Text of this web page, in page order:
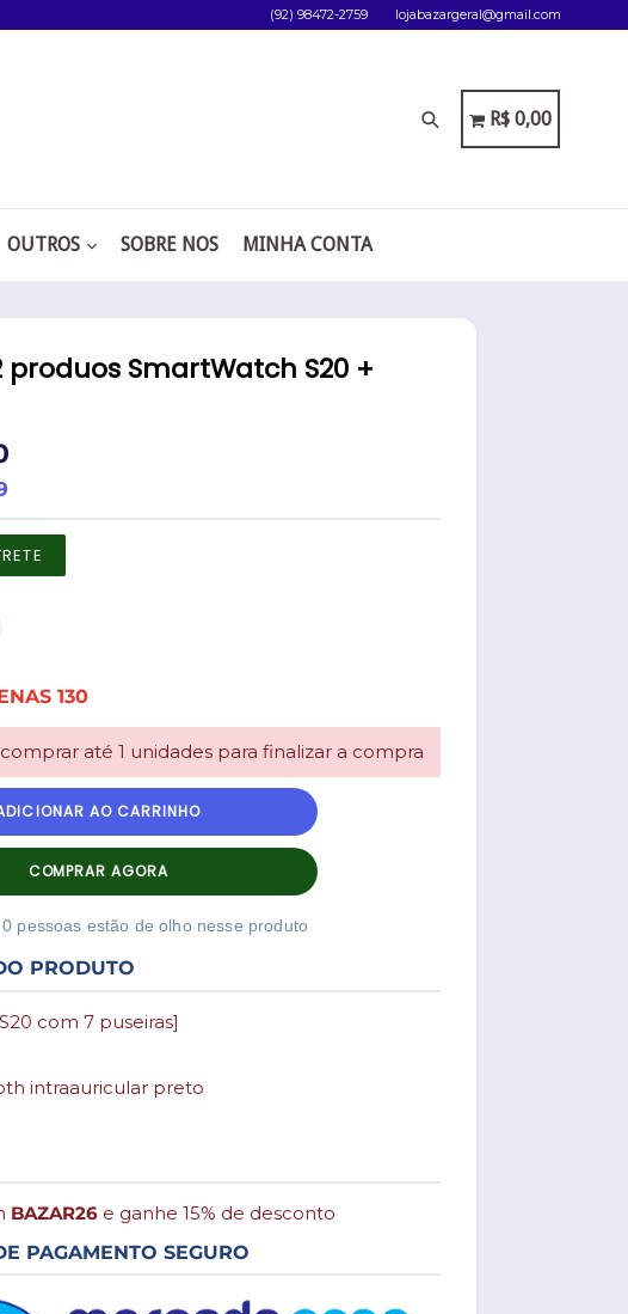
(92) 98472-2759 lojabazargeral@gmail.com
Pesquisar
CARRINHO
CARRINHO
R$ 0,00
OUTROS SOBRE NOS MINHA CONTA
produos SmartWatch S20 +
130
até 1 unidades para finalizar a compra
AO CARRINHO
COMPRAR AGORA
11pessoas estão de olho nesse produto
PRODUTO
com 7 puseiras]
intraauricular preto
BAZAR26 e ganhe 15% de desconto
PAGAMENTO SEGURO